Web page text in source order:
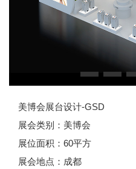
美博会展台设计-GSD
展会类别：美博会
展位面积：60平方
展会地点：成都